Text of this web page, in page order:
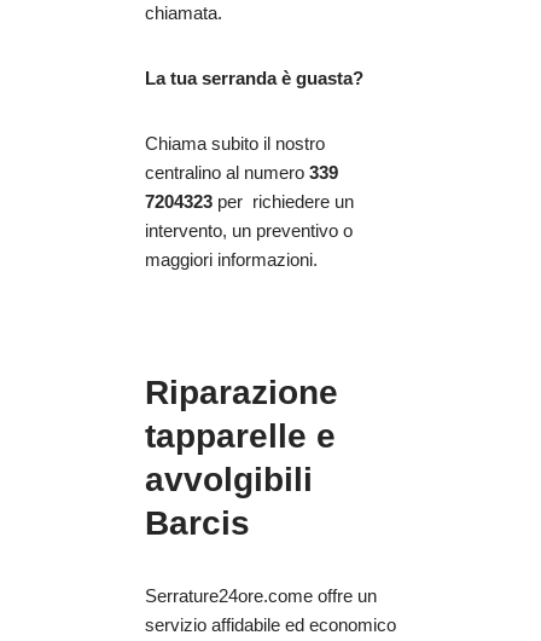
chiamata.
La tua serranda è guasta?
Chiama subito il nostro
centralino al numero 339
7204323 per richiedere un
intervento, un preventivo o
maggiori informazioni.
Riparazione
tapparelle e
avvolgibili
Barcis
Serrature24ore.come offre un
servizio affidabile ed economico